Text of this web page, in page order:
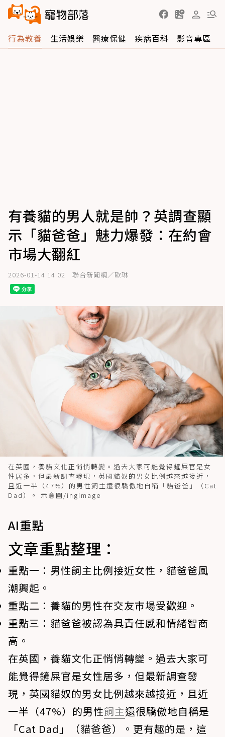
行為教養 生活娛樂 醫療保健 疾病百科 影音專區
有養貓的男人就是帥？英調查顯
示「貓爸爸」魅力爆發：在約會
市場大翻紅
2026-01-14 14:02 聯合新聞網／歐琳
在英國，養貓文化正悄悄轉變。過去大家可能覺得鏟屎官是女
性居多，但最新調查發現，英國貓奴的男女比例越來越接近，
且近一半（47%）的男性飼主還很驕傲地自稱「貓爸爸」（Cat
Dad）。 示意圖/ingimage
AI重點
文章重點整理：
重點一： 男性飼主比例接近女性，貓爸爸風
潮興起。
重點二： 養貓的男性在交友市場受歡迎。
重點三： 貓爸爸被認為具責任感和情緒智商
高。
在英國，養貓文化正悄悄轉變。過去大家可
能覺得鏟屎官是女性居多，但最新調查發
現，英國貓奴的男女比例越來越接近，且近
一半（47%）的男性飼主還很驕傲地自稱是
「Cat Dad」（貓爸爸）。更有趣的是，這